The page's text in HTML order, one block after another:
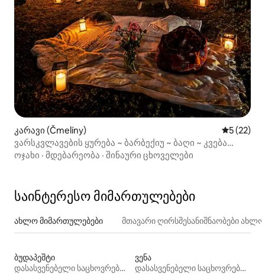
კარავი (Čmelíny) საშუალო
5 (22)
ვარსკვლავების ყურება ~ ბარბექიუ ~ ბაღი ~ კვება
გარეთ
ოჯახი · მდებარეობა · შინაური ცხოველები
საინტერესო მიმართულებები
ახლო მიმართულებები მთავარი ღირსშესანიშნაობები
ბუდაპეშტი
დასასვენებელი საცხოვრებლები
ვენა
დასასვენებელი საცხოვრებლები